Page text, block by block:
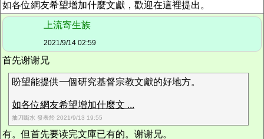
如各位網友希望增加什麼文獻，歡迎在這裡提出。
上流寄生族
2021/9/14 02:59
首先谢谢兄
盼望能提供一個研究基督宗教文獻的好地方。
如各位網友希望增加什麼文 ...
抽刀斷水 發表於 2021/9/13 19:55
有。但首先要读完文庫已有的。谢谢兄。